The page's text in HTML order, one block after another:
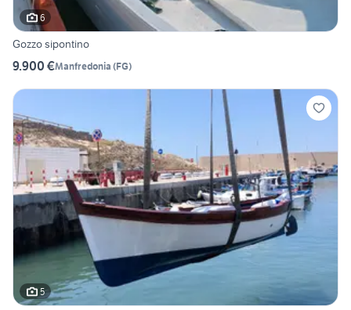
6
Gozzo sipontino
9.900 €Manfredonia (FG)
5